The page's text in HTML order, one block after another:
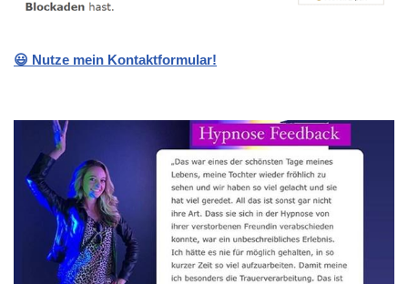
😃 Nutze mein Kontaktformular!